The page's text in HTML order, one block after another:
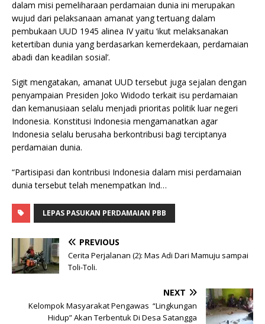
dalam misi pemeliharaan perdamaian dunia ini merupakan
wujud dari pelaksanaan amanat yang tertuang dalam
pembukaan UUD 1945 alinea IV yaitu ‘ikut melaksanakan
ketertiban dunia yang berdasarkan kemerdekaan, perdamaian
abadi dan keadilan sosial’.
Sigit mengatakan, amanat UUD tersebut juga sejalan dengan
penyampaian Presiden Joko Widodo terkait isu perdamaian
dan kemanusiaan selalu menjadi prioritas politik luar negeri
Indonesia. Konstitusi Indonesia mengamanatkan agar
Indonesia selalu berusaha berkontribusi bagi terciptanya
perdamaian dunia.
“Partisipasi dan kontribusi Indonesia dalam misi perdamaian
dunia tersebut telah menempatkan Ind…
LEPAS PASUKAN PERDAMAIAN PBB
PREVIOUS
Cerita Perjalanan (2): Mas Adi Dari Mamuju sampai
Toli-Toli.
NEXT
Kelompok Masyarakat Pengawas “Lingkungan
Hidup” Akan Terbentuk Di Desa Satangga